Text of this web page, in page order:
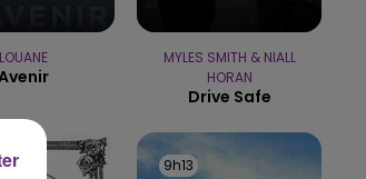
LOUANE
MYLES SMITH & NIALL
HORAN
Drive Safe
9h13
9h13